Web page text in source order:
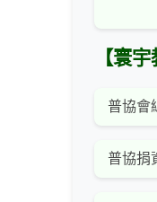
【寰宇
普協會
普協捐